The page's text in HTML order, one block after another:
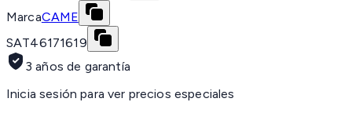
MarcaCAME
SAT46171619
3 años de garantía
Inicia sesión para ver precios especiales